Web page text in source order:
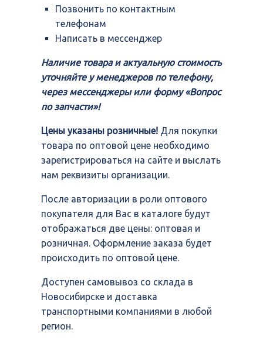
Позвонить по контактным
телефонам
Написать в мессенджер
Наличие товара и актуальную стоимость
уточняйте у менеджеров по телефону,
через мессенджеры или форму «Вопрос
по запчасти»!
Цены указаны розничные! Для покупки
товара по оптовой цене необходимо
зарегистрироваться на сайте и выслать
нам реквизиты организации.
После авторизации в роли оптового
покупателя для Вас в каталоге будут
отображаться две цены: оптовая и
розничная. Оформление заказа будет
происходить по оптовой цене.
Доступен самовывоз со склада в
Новосибирске и доставка
транспортными компаниями в любой
регион.